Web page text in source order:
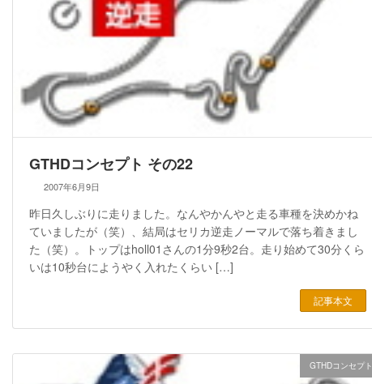
GTHDコンセプト その22
2007年6月9日
昨日久しぶりに走りました。なんやかんやと走る車種を決めかね
ていましたが（笑）、結局はセリカ逆走ノーマルで落ち着きまし
た（笑）。トップはholl01さんの1分9秒2台。走り始めて30分くら
いは10秒台にようやく入れたくらい […]
記事本文
GTHDコンセプト